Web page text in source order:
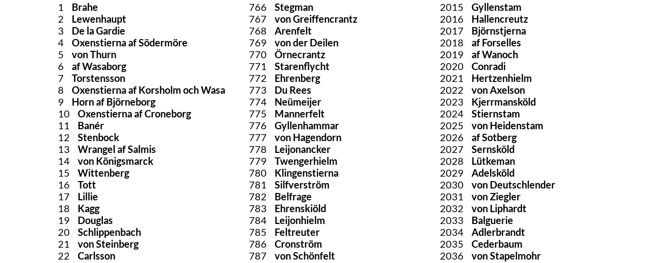
1
Brahe
2
Lewenhaupt
3
De la Gardie
4
Oxenstierna af Södermöre
5
von Thurn
6
af Wasaborg
7
Torstensson
8
Oxenstierna af Korsholm och Wasa
9
Horn af Björneborg
10
Oxenstierna af Croneborg
11
Banér
12
Stenbock
13
Wrangel af Salmis
14
von Königsmarck
15
Wittenberg
16
Tott
17
Lillie
18
Kagg
19
Douglas
20
Schlippenbach
21
von Steinberg
22
Carlsson
766
Stegman
767
von Greiffencrantz
768
Arenfelt
769
von der Deilen
770
Örnecrantz
771
Starenflycht
772
Ehrenberg
773
Du Rees
774
Neümeijer
775
Mannerfelt
776
Gyllenhammar
777
von Hagendorn
778
Leijonancker
779
Twengerhielm
780
Klingenstierna
781
Silfverström
782
Belfrage
783
Ehrenskiöld
784
Leijonhielm
785
Feltreuter
786
Cronström
787
von Schönfelt
2015
Gyllenstam
2016
Hallencreutz
2017
Björnstjerna
2018
af Forselles
2019
af Wanoch
2020
Conradi
2021
Hertzenhielm
2022
von Axelson
2023
Kjerrmansköld
2024
Stiernstam
2025
von Heidenstam
2026
af Sotberg
2027
Sernsköld
2028
Lütkeman
2029
Adelsköld
2030
von Deutschlender
2031
von Ziegler
2032
von Liphardt
2033
Balguerie
2034
Adlerbrandt
2035
Cederbaum
2036
von Stapelmohr